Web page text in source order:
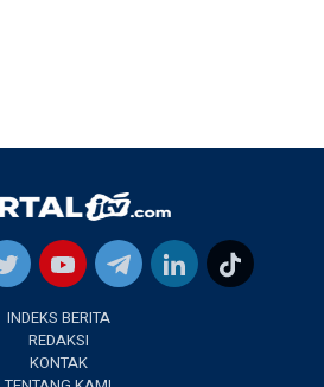
INDEKS BERITA
REDAKSI
KONTAK